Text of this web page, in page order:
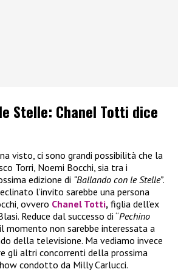
Stelle: Chanel Totti dice
visto, ci sono grandi possibilità che la
Torri, Noemi Bocchi, sia tra i
edizione di “Ballando con le Stelle”.
l’invito sarebbe una persona
ovvero Chanel Totti, figlia dell’ex
Reduce dal successo di “Pechino
il momento non sarebbe interessata a
della televisione. Ma vediamo invece
gli altri concorrenti della prossima
condotto da Milly Carlucci.